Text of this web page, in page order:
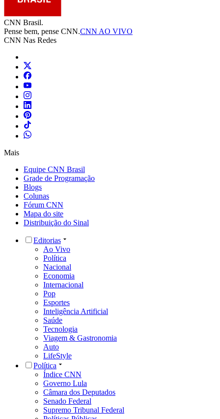
CNN Brasil.
Pense bem, pense CNN.CNN AO VIVO
CNN Nas Redes
Mais
Equipe CNN Brasil
Grade de Programação
Blogs
Colunas
Fórum CNN
Mapa do site
Distribuição do Sinal
Editorias
Ao Vivo
Política
Nacional
Economia
Internacional
Pop
Esportes
Inteligência Artificial
Saúde
Tecnologia
Viagem & Gastronomia
Auto
LifeStyle
Política
Índice CNN
Governo Lula
Câmara dos Deputados
Senado Federal
Supremo Tribunal Federal